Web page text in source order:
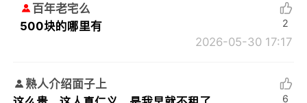
百年老宅么
500块的哪里有
2026-05-30 17:17
2
熟人介绍面子上
6